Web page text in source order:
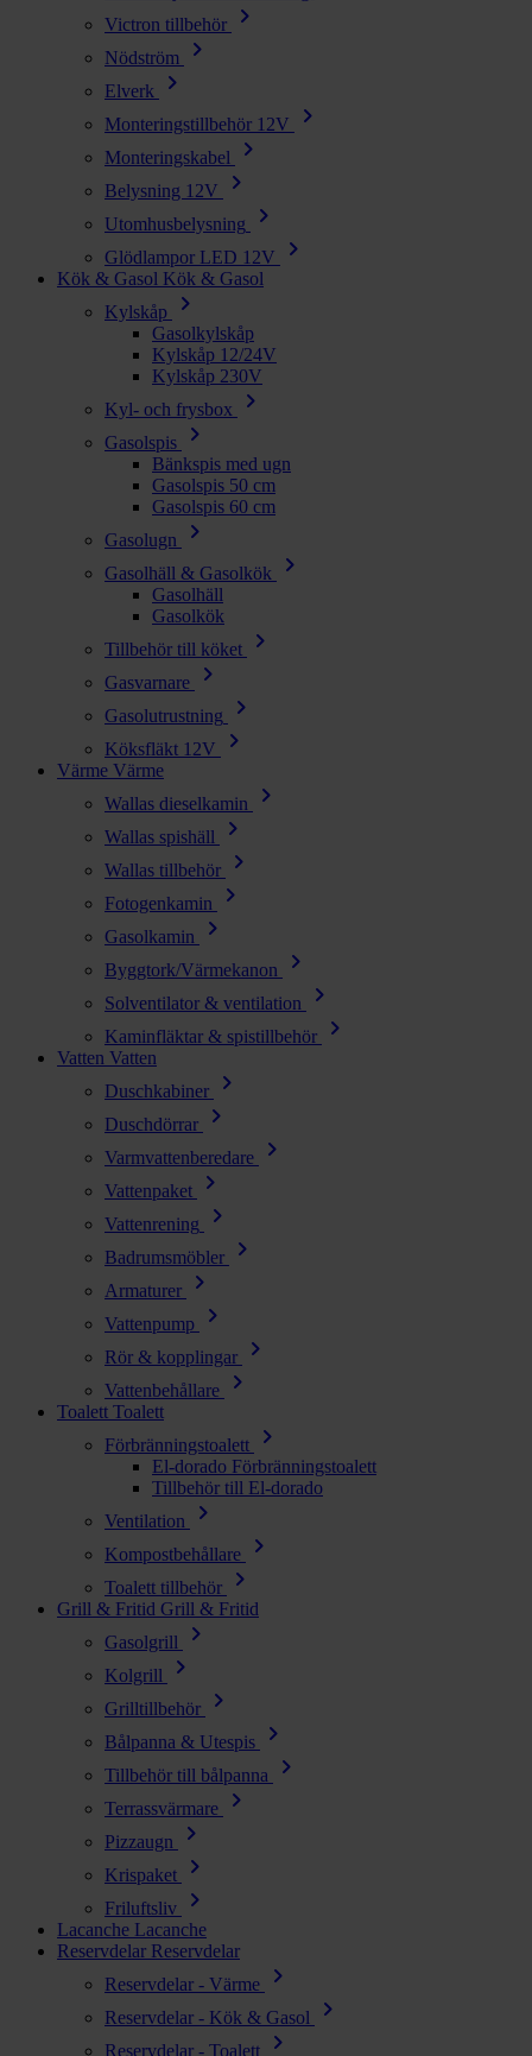
Victron tillbehör chevron_right
Nödström chevron_right
Elverk chevron_right
Monteringstillbehör 12V chevron_right
Monteringskabel chevron_right
Belysning 12V chevron_right
Utomhusbelysning chevron_right
Glödlampor LED 12V chevron_right
Kök & Gasol Kök & Gasol
Kylskåp
chevron_right
Gasolkylskåp
Kylskåp 12/24V
Kylskåp 230V
Kyl- och frysbox
chevron_right
Gasolspis chevron_right
Bänkspis med ugn
Gasolspis 50 cm
Gasolspis 60 cm
Gasolugn
chevron_right
Gasolhäll & Gasolkök chevron_right
Gasolhäll
Gasolkök
Tillbehör till köket
chevron_right
Gasvarnare chevron_right
Gasolutrustning chevron_right
Köksfläkt 12V chevron_right
Värme Värme
Wallas dieselkamin
chevron_right
Wallas spishäll chevron_right
Wallas tillbehör chevron_right
Fotogenkamin chevron_right
Gasolkamin chevron_right
Byggtork/Värmekanon chevron_right
Solventilator & ventilation chevron_right
Kaminfläktar & spistillbehör chevron_right
Vatten Vatten
Duschkabiner
chevron_right
Duschdörrar chevron_right
Varmvattenberedare chevron_right
Vattenpaket chevron_right
Vattenrening chevron_right
Badrumsmöbler chevron_right
Armaturer chevron_right
Vattenpump chevron_right
Rör & kopplingar chevron_right
Vattenbehållare chevron_right
Toalett Toalett
Förbränningstoalett
chevron_right
El-dorado Förbränningstoalett
Tillbehör till El-dorado
Ventilation
chevron_right
Kompostbehållare chevron_right
Toalett tillbehör chevron_right
Grill & Fritid Grill & Fritid
Gasolgrill
chevron_right
Kolgrill chevron_right
Grilltillbehör chevron_right
Bålpanna & Utespis chevron_right
Tillbehör till bålpanna chevron_right
Terrassvärmare chevron_right
Pizzaugn chevron_right
Krispaket chevron_right
Friluftsliv chevron_right
Lacanche Lacanche
Reservdelar Reservdelar
Reservdelar - Värme
chevron_right
Reservdelar - Kök & Gasol chevron_right
Reservdelar - Toalett chevron_right